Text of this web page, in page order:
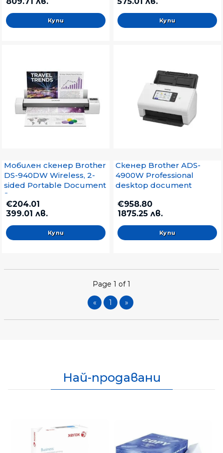
Мобилен скенер Brother
DS-940DW Wireless, 2-
sided Portable Document
Scanner
€204.01
399.01 лв.
Скенер Brother ADS-
4900W Professional
desktop document
€958.80
1875.25 лв.
Page 1 of 1
« 1 »
Най-продавани